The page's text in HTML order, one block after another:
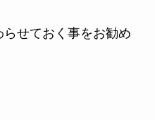
せておく事をお勧め